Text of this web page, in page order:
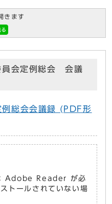
きます
員会定例総会 会議
例総会会議録 (PDF形
Adobe Reader が必
トールされていない場